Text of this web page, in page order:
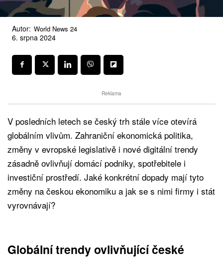
Autor: World News 24
6. srpna 2024
Reklama
V posledních letech se český trh stále více otevírá
globálním vlivům. Zahraniční ekonomická politika,
změny v evropské legislativě i nové digitální trendy
zásadně ovlivňují domácí podniky, spotřebitele i
investiční prostředí. Jaké konkrétní dopady mají tyto
změny na českou ekonomiku a jak se s nimi firmy i stát
vyrovnávají?
Globální trendy ovlivňující české